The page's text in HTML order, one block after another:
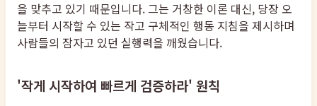
을 맞추고 있기 때문입니다. 그는 거창한 이론 대신, 당장 오
늘부터 시작할 수 있는 작고 구체적인 행동 지침을 제시하며
사람들의 잠자고 있던 실행력을 깨웠습니다.
'작게 시작하여 빠르게 검증하라' 원칙